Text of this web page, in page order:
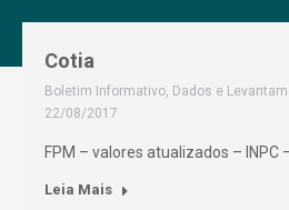
Cotia
Boletim Informativo, Dados e
22/08/2017
FPM – valores atualizados – INPC
Leia Mais